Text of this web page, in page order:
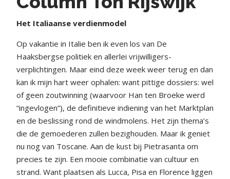
Het Italiaanse verdienmodel
Op vakantie in Italie ben ik even los van De
Haaksbergse politiek en allerlei vrijwilligers-
verplichtingen. Maar eind deze week weer terug en dan
kan ik mijn hart weer ophalen: want pittige dossiers: wel
of geen zoutwinning (waarvoor Han ten Broeke werd
“ingevlogen”), de definitieve indiening van het Marktplan
en de beslissing rond de windmolens. Het zijn thema’s
die de gemoederen zullen bezighouden. Maar ik geniet
nu nog van Toscane. Aan de kust bij Pietrasanta om
precies te zijn. Een mooie combinatie van cultuur en
strand. Want plaatsen als Lucca, Pisa en Florence liggen